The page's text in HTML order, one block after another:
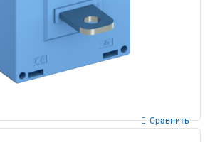
Сравнить